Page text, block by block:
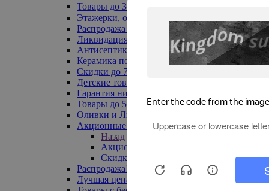
Товары до 399₽
Этажерки, обувницы
Распродажа текстиля до -50%
Ликвидация до -70%
Антисептики
Керамика по 129 руб
Скидки до 70%
Детские товары
Гарантия низкой цены
Товары до 500 руб
Оливки и Лимоны
Акционные товары
Назад
Акционные товары
Скидка 20% по промокоду
Распродажа! Ульяновск до -70%
Лучшая цена